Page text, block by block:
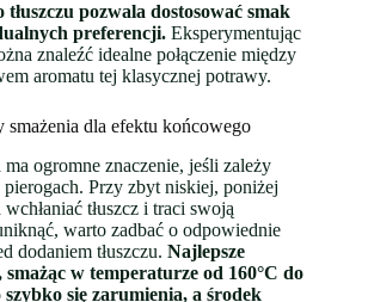
tłuszczu pozwala dostosować smak
preferencji. Eksperymentując
znaleźć idealne połączenie między
aromatu tej klasycznej potrawy.
smażenia dla efektu końcowego
ma ogromne znaczenie, jeśli zależy
Przy zbyt niskiej, poniżej
tłuszcz i traci swoją
warto zadbać o odpowiednie
dodaniem tłuszczu. Najlepsze
w temperaturze od 160°C do
szybko się zarumienia, a środek